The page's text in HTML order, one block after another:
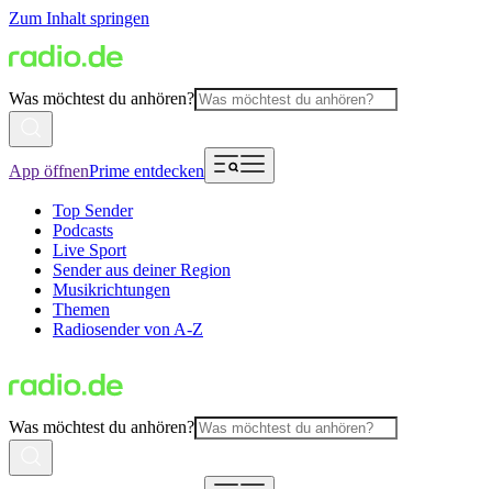
Zum Inhalt springen
Was möchtest du anhören?
App öffnenPrime entdecken
Top Sender
Podcasts
Live Sport
Sender aus deiner Region
Musikrichtungen
Themen
Radiosender von A-Z
Was möchtest du anhören?